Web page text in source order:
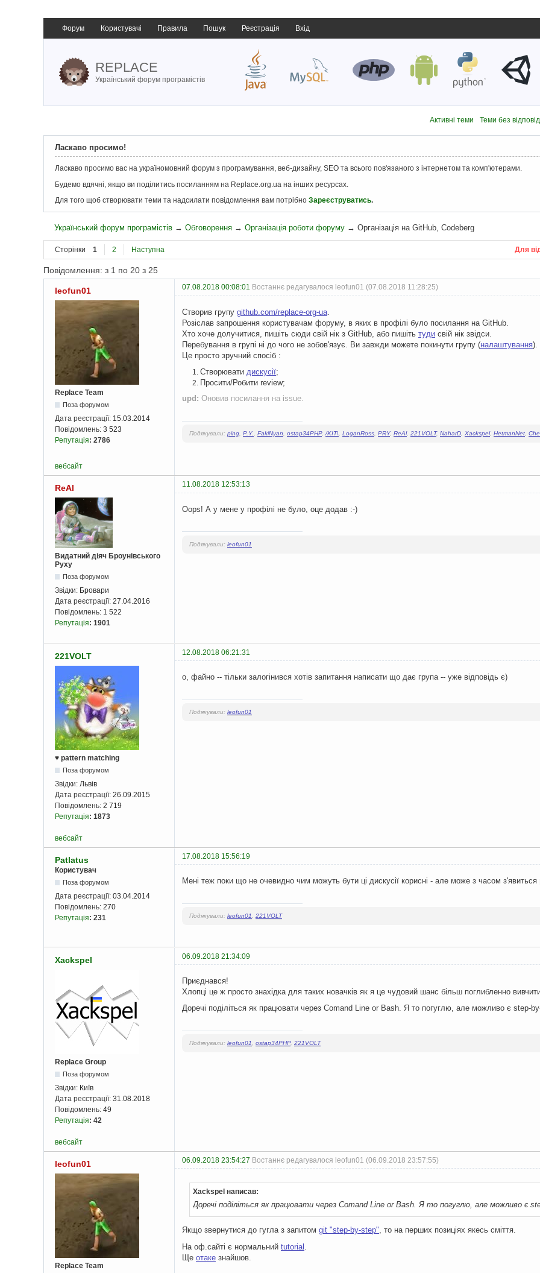
Форум Користувачі Правила Пошук Реєстрація Вхід
REPLACE
Український форум програмістів
Активні теми Теми без
Ласкаво просимо!
Ласкаво просимо вас на україномовний форум з програмування, веб-дизайну, SEO та всього пов'язаного з інтернетом та комп'ютерами.
Будемо вдячні, якщо ви поділитись посиланням на Replace.org.ua на інших ресурсах.
Для того щоб створювати теми та надсилати повідомлення вам потрібно Зареєструватись.
Український форум програмістів →Обговорення →Організація роботи форуму →Організація на GitHub, Codeberg
Сторінки 1 2 Наступна Для
Повідомлення: з 1 по 20 з 25
leofun01 07.08.2018 00:08:01 Востаннє редагувалося leofun01 (07.08.2018 11:28:25)
Replace Team
Поза форумом
Дата реєстрації: 15.03.2014
Повідомлень: 3 523
Репутація: 2786
Створив групу github.com/replace-org-ua
Розіслав запрошення користувачам форуму, в яких в профілі було посилання на GitHub.
Хто хоче долучитися, пишіть сюди свій нік з GitHub, або пишіть туди свій нік звідси.
Перебування в групі ні до чого не зобов'язує. Ви завжди можете покинути групу (налаштування).
Це просто зручний спосіб :
Створювати дискусії;
Просити/Робити review;
upd: Оновив посилання на issue.
Подякували: ping, P.Y., FakiNyan, ostap34PHP,/KIT\, LoganRoss, PRY, ReAl, 221VOLT, NaharD, Xackspel, HetmanNet,
вебсайт
ReAl 11.08.2018 12:53:13
Видатний діяч Броунівського
Руху
Поза форумом
Звідки: Бровари
Дата реєстрації: 27.04.2016
Повідомлень: 1 522
Репутація: 1901
Oops! А у мене у профілі не було, оце додав :-)
Подякували: leofun01
221VOLT 12.08.2018 06:21:31
♥ pattern matching
Поза форумом
Звідки: Львів
Дата реєстрації: 26.09.2015
Повідомлень: 2 719
Репутація: 1873
о, файно -- тільки залогінився хотів запитання написати що дає група -- уже відповідь є)
Подякували: leofun01
вебсайт
Patlatus
17.08.2018 15:56:19
Користувач
Поза форумом
Дата реєстрації: 03.04.2014
Повідомлень: 270
Репутація: 231
Мені теж поки що не очевидно чим можуть бути ці дискусії корисні - але може з часом
Подякували: leofun01, 221VOLT
Xackspel 06.09.2018 21:34:09
Replace Group
Поза форумом
Звідки: Київ
Дата реєстрації: 31.08.2018
Повідомлень: 49
Репутація: 42
Приєднався!
Хлопці це ж просто знахідка для таких новачків як я це чудовий шанс більш поглибленно
Доречі поділіться як працювати через Comand Line or Bash. Я то погуглю, але можливо є step-
Подякували: leofun01, ostap34PHP, 221VOLT
вебсайт
leofun01 06.09.2018 23:54:27 Востаннє редагувалося leofun01 (06.09.2018 23:57:55)
Replace Team
Xackspel написав:
Доречі поділіться як працювати через Comand Line or Bash. Я то погуглю, але можливо є
Якщо звернутися до гугла з запитом git "step-by-step", то на перших позиціях якесь сміття.
На оф.сайті є нормальний tutorial
Ще отаке знайшов.